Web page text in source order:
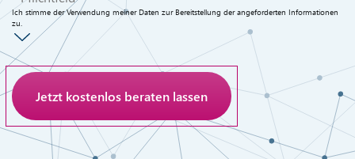
Ich stimme der Verwendung meiner Daten zur Bereitstellung der angeforderten Informationen
zu.
Anti-Roboter-Verifizierung
Hier klicken